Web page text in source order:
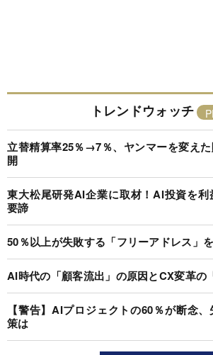
トレンドウォッチ
立替精算率25％→7％、ヤンマーを変え
開
東大松尾研発AI企業に取材！AI投資を
要諦
50％以上が失敗する「フリーアドレス」
AI時代の「顧客流出」の原因とCX変革の
【警告】AIプロジェクトの60％が断念
策は